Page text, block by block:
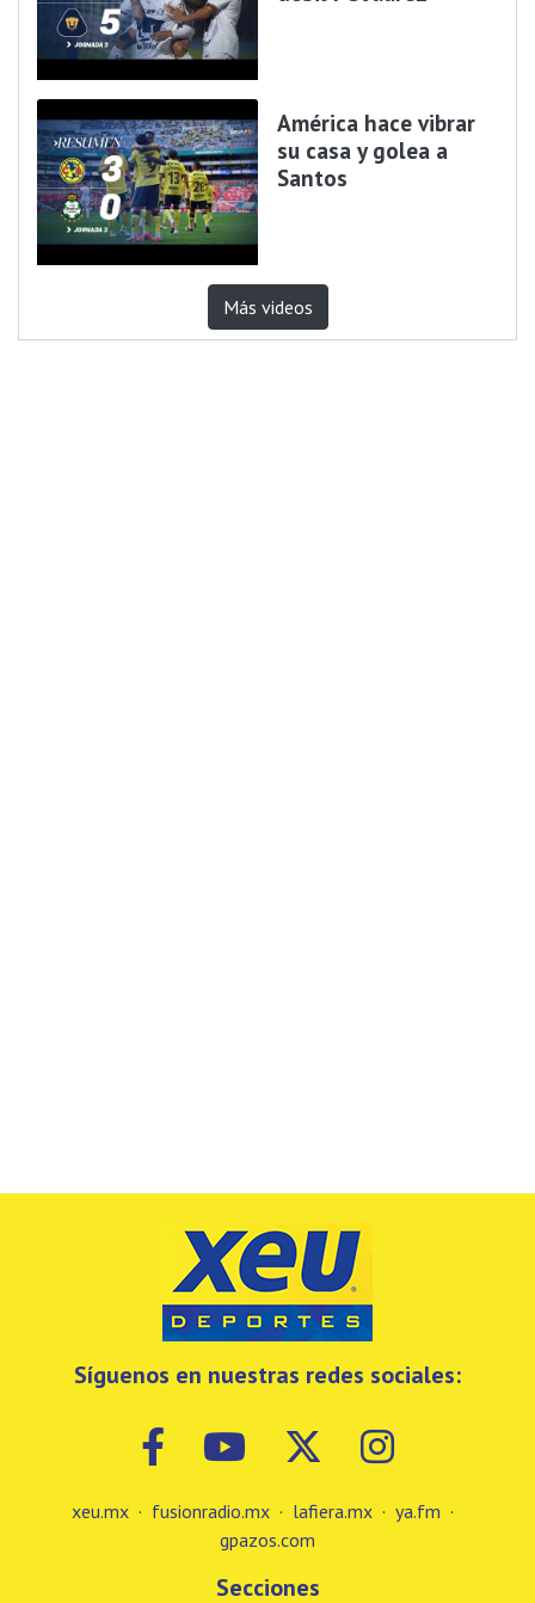
América hace vibrar
su casa y golea a
Santos
Más videos
Síguenos en nuestras redes sociales:
xeu.mx · fusionradio.mx · lafiera.mx · ya.fm ·
gpazos.com
Secciones